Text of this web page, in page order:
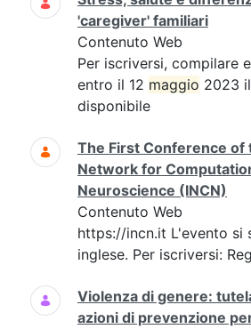
'caregiver' familiari
Contenuto Web
Per iscriversi, compilare
entro il 12 maggio 2023
disponibile
The First Conference of
Network for
Neuroscience (INCN)
Contenuto Web
https://incn.it L'evento si
inglese. Per iscriversi:
Violenza di genere:
azioni di prevenzione